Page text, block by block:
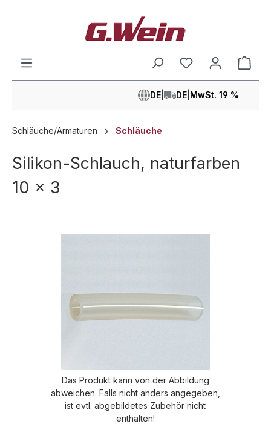
DE DE MwSt. 19 %
Schläuche/Armaturen Schläuche
Silikon-Schlauch, naturfarben
10 x 3
Das Produkt kann von der Abbildung
abweichen. Falls nicht anders angegeben,
ist evtl. abgebildetes Zubehör nicht
enthalten!